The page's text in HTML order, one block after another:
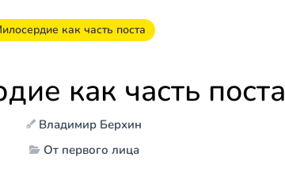
как часть поста
как часть поста
Владимир Берхин
От первого лица